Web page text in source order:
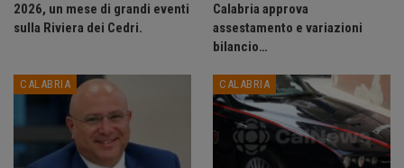
2026, un mese di grandi eventi
sulla Riviera dei Cedri.
Calabria approva
assestamento e variazioni
bilancio…
CALABRIA CALABRIA